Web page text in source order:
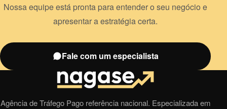
Nossa equipe está pronta para entender o seu negócio e
apresentar a estratégia certa.
Fale com um especialista
Agência de Tráfego Pago referência nacional. Especializada em